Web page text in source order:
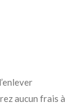
aucun frais à